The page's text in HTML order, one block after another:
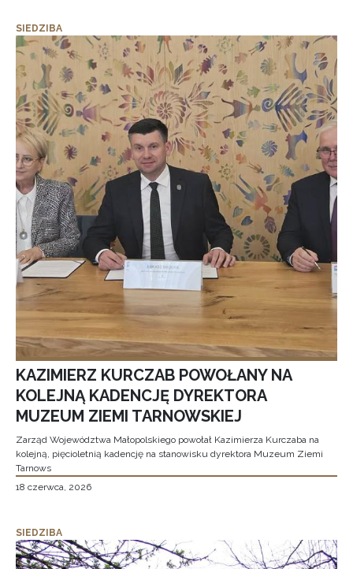
SIEDZIBA
KAZIMIERZ KURCZAB POWOŁANY NA
KOLEJNĄ KADENCJĘ DYREKTORA
MUZEUM ZIEMI TARNOWSKIEJ
Zarząd Województwa Małopolskiego powołał Kazimierza Kurczaba na
kolejną, pięcioletnią kadencję na stanowisku dyrektora Muzeum Ziemi
Tarnows
18 czerwca, 2026
SIEDZIBA